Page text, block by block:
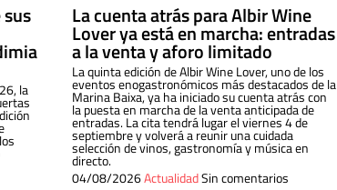
la
La cuenta atrás para Albir Wine
Lover ya está en marcha: entradas
a la venta y aforo limitado
La quinta edición de Albir Wine Lover, uno de los
eventos enogastronómicos más destacados de la
Marina Baixa, ya ha iniciado su cuenta atrás con
la puesta en marcha de la venta anticipada de
entradas. La cita tendrá lugar el viernes 4 de
septiembre y volverá a reunir una cuidada
selección de vinos, gastronomía y música en
directo.
04/08/2026ActualidadSin comentarios